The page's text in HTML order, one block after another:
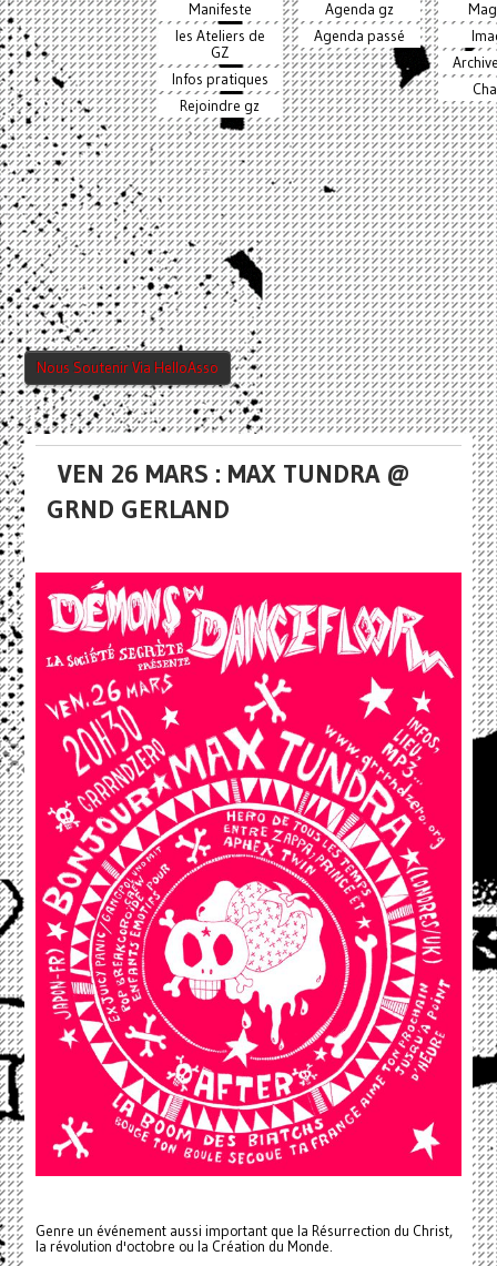
Manifeste
les Ateliers de
GZ
Infos pratiques
Rejoindre gz
Agenda gz
Agenda passé
Nous Soutenir Via HelloAsso
VEN 26 MARS : MAX TUNDRA @
GRND GERLAND
Genre un événement aussi important que la Résurrection du Christ,
la révolution d'octobre ou la Création du Monde.